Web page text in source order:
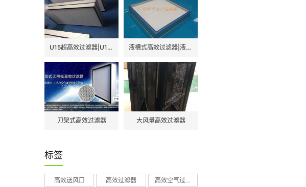
U15超高效过滤器|U15超高效空气过滤器 液槽式高效过滤器|液槽式高效空气过滤器
刀架式高效过滤器 大风量高效过滤器
标签
高效送风口 高效过滤器 高效空气过滤器